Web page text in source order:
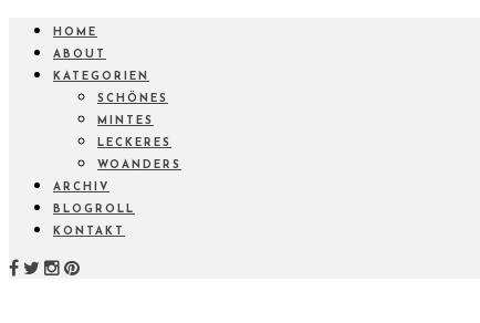
HOME
ABOUT
KATEGORIEN
SCHÖNES
MINTES
LECKERES
WOANDERS
ARCHIV
BLOGROLL
KONTAKT